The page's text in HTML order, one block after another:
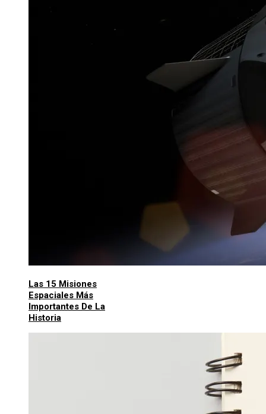
Las 15 Misiones
Espaciales Más
Importantes De La
Historia